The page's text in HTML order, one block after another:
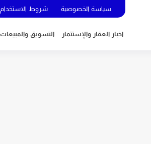
سياسة الخصوصية شروط الاستخدام
اخبار العقار والإستتمار التسويق والمبيعات